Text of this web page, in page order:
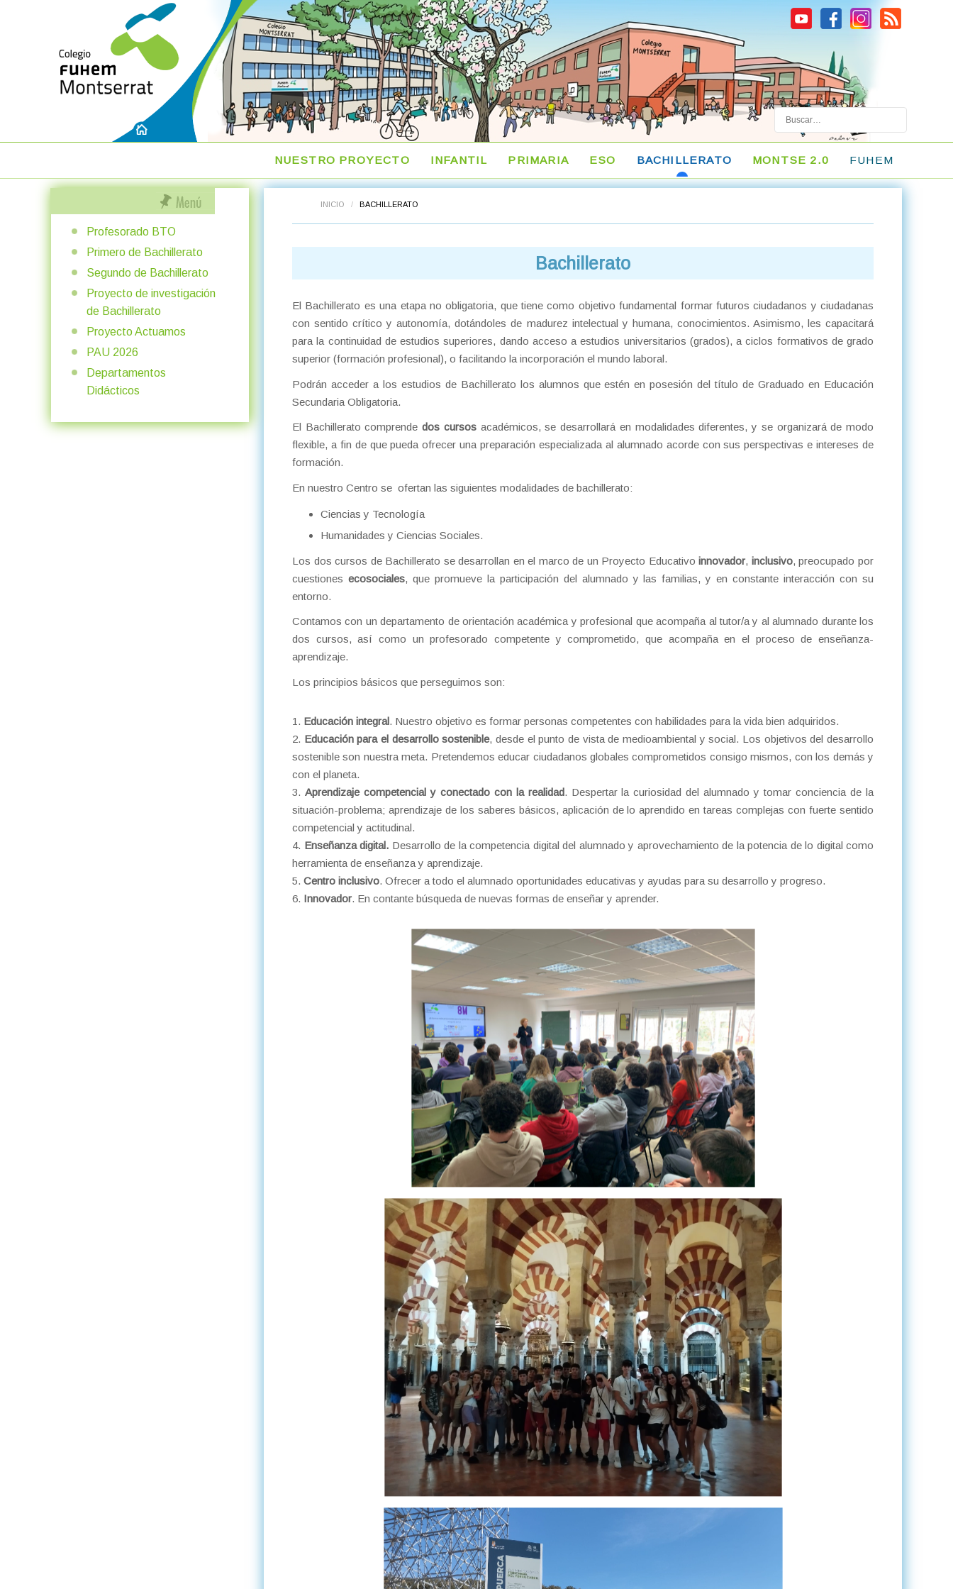
Buscar
NUESTRO PROYECTO INFANTIL PRIMARIA ESO BACHILLERATO MONTSE 2.0 FUHEM
INICIO / BACHILLERATO
Bachillerato
El Bachillerato es una etapa no obligatoria, que tiene como objetivo fundamental formar futuros ciudadanos y ciudadanas
con sentido crítico y autonomía, dotándoles de madurez intelectual y humana, conocimientos. Asimismo, les capacitará
para la continuidad de estudios superiores, dando acceso a estudios universitarios (grados), a ciclos formativos de grado
superior (formación profesional), o facilitando la incorporación el mundo laboral.
Podrán acceder a los estudios de Bachillerato los alumnos que estén en posesión del título de Graduado en Educación
Secundaria Obligatoria.
El Bachillerato comprendedos cursosacadémicos, se desarrollará en modalidades diferentes, y se organizará de modo
flexible, a fin de que pueda ofrecer una preparación especializada al alumnado acorde con sus perspectivas e intereses de
formación.
En nuestro Centro se ofertan las siguientes modalidades de bachillerato:
Ciencias y Tecnología
Humanidades y Ciencias Sociales.
Los dos cursos de Bachillerato se desarrollan en el marco de un Proyecto Educativoinnovador, inclusivo, preocupado por
cuestiones ecosociales, que promueve la participación del alumnado y las familias, y en constante interacción con su
entorno.
Contamos con un departamento de orientación académica y profesional que acompaña al tutor/a y al alumnado durante los
dos cursos, así como un profesorado competente y comprometido, que acompaña en el proceso de enseñanza-
aprendizaje.
Los principios básicos que perseguimos son:
Educación integral. Nuestro objetivo es formar personas competentes con habilidades para la vida bien adquiridos.
Educación para el desarrollo sostenible, desde el punto de vista de medioambiental y social. Los objetivos del desarrollo
sostenible son nuestra meta. Pretendemos educar ciudadanos globales comprometidos consigo mismos, con los demás y
con el planeta.
Aprendizaje competencial y conectado con la realidad. Despertar la curiosidad del alumnado y tomar conciencia de la
situación-problema; aprendizaje de los saberes básicos, aplicación de lo aprendido en tareas complejas con fuerte sentido
competencial y actitudinal.
Enseñanza digital. Desarrollo de la competencia digital del alumnado y aprovechamiento de la potencia de lo digital como
herramienta de enseñanza y aprendizaje.
Centro inclusivo. Ofrecer a todo el alumnado oportunidades educativas y ayudas para su desarrollo y progreso.
Innovador. En contante búsqueda de nuevas formas de enseñar y aprender.
Profesorado BTO
Primero de Bachillerato
Segundo de Bachillerato
Proyecto de investigación
de Bachillerato
Proyecto Actuamos
PAU 2026
Departamentos
Didácticos